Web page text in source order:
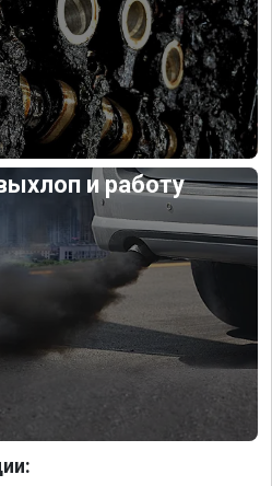
и работу